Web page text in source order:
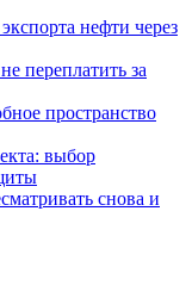
нефти через
переплатить за
пространство
выбор
снова и